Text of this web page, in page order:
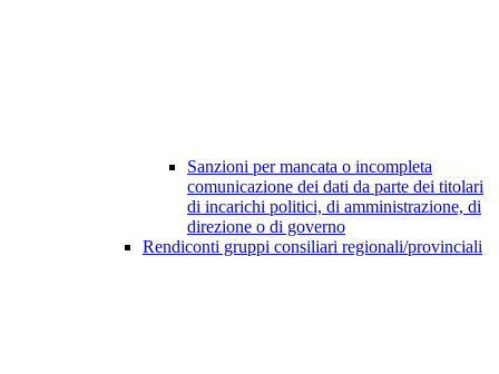
Sanzioni per mancata o incompleta
comunicazione dei dati da parte dei titolari
di incarichi politici, di amministrazione, di
direzione o di governo
Rendiconti gruppi consiliari regionali/provinciali